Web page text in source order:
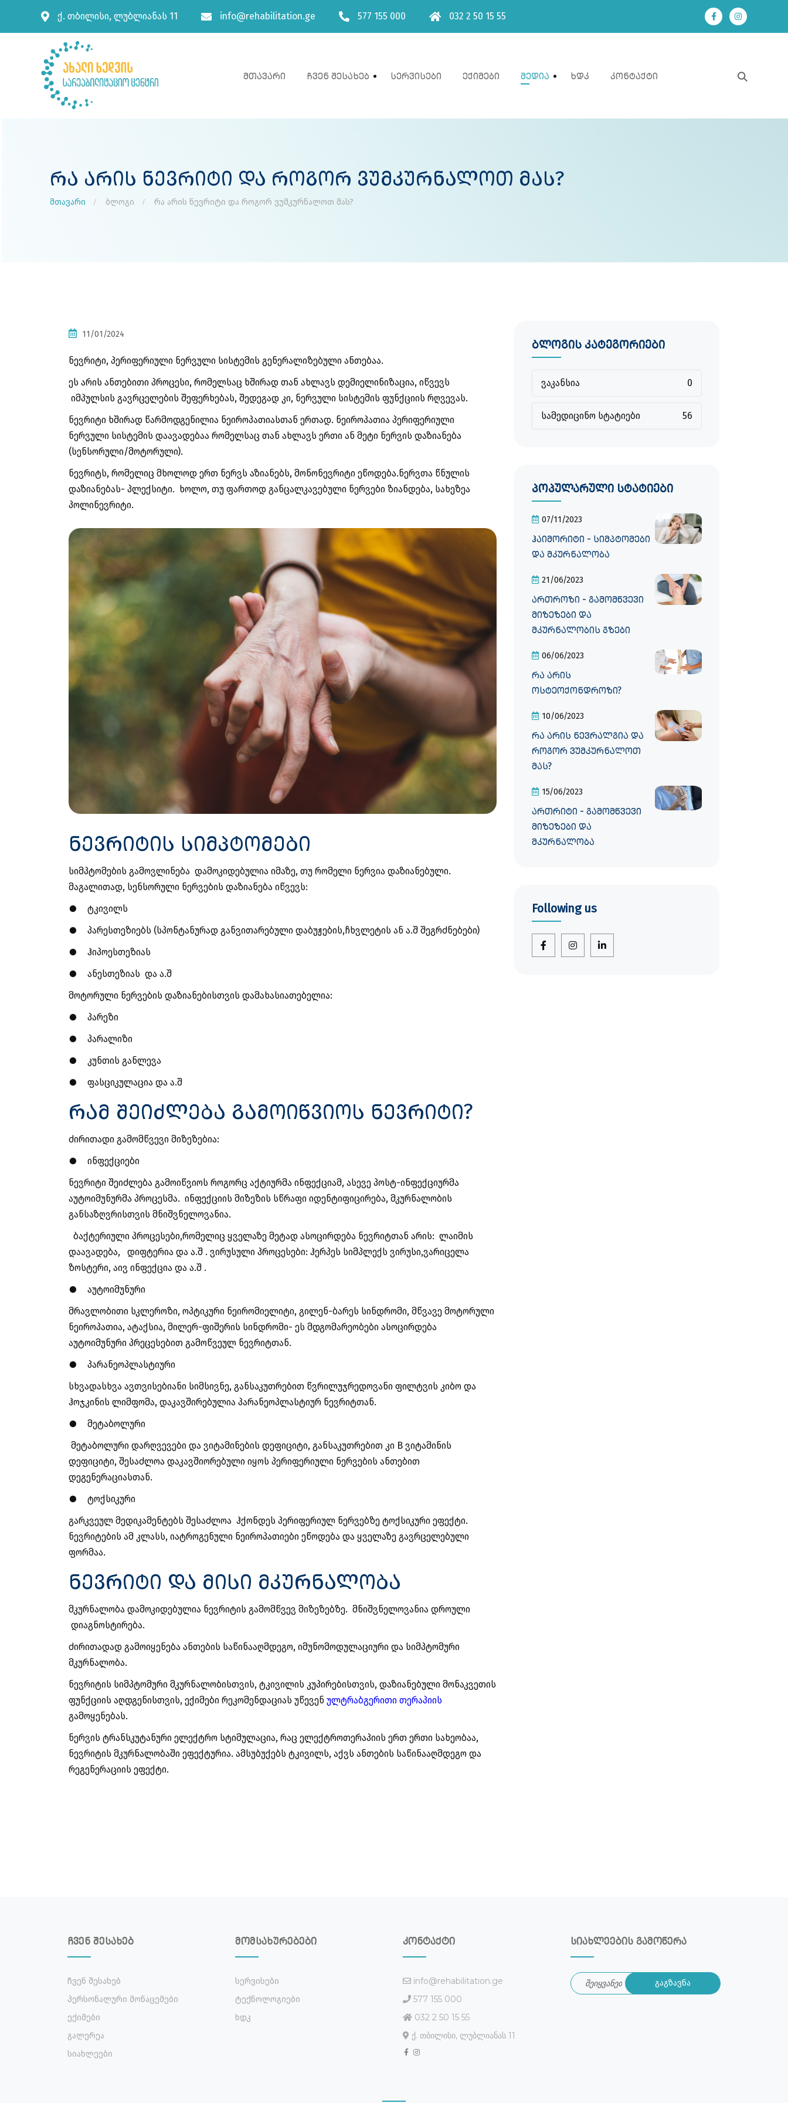
ქ. თბილისი, ლუბლიანას 11 info@rehabilitation.ge 577 155 000 032 2 50 15 55
Მთავარი Ჩვენ Შესახებ Სერვისები Ექიმები Მედია Ხდკ Კონტაქტი
Რა Არის Ნევრიტი Და Როგორ Ვუმკურნალოთ Მას?
მთავარი ბლოგი რა არის ნევრიტი და როგორ ვუმკურნალოთ მას?
11/01/2024
ნევრიტი, პერიფერიული ნერვული სისტემის გენერალიზებული ანთებაა.
ეს არის ანთებითი პროცესი, რომელსაც ხშირად თან ახლავს დემიელინიზაცია, იწვევს
იმპულსის გავრცელების შეფერხებას, შედეგად კი, ნერვული სისტემის ფუნქციის რღვევას.
ნევრიტი ხშირად წარმოდგენილია ნეიროპათიასთან ერთად. ნეიროპათია პერიფერიული
ნერვული სისტემის დაავადებაა რომელსაც თან ახლავს ერთი ან მეტი ნერვის დაზიანება
(სენსორული/მოტორული).
ნევრიტს, რომელიც მხოლოდ ერთ ნერვს აზიანებს, მონონევრიტი ეწოდება.ნერვთა წნულის
დაზიანებას- პლექსიტი. ხოლო, თუ ფართოდ განცალკავებული ნერვები ზიანდება, სახეზეა
პოლინევრიტი.
ნევრიტის სიმპტომები
სიმპტომების გამოვლინება დამოკიდებულია იმაზე, თუ რომელი ნერვია დაზიანებული.
მაგალითად, სენსორული ნერვების დაზიანება იწვევს:
●
ტკივილს
●
პარესთეზიებს (სპონტანურად განვითარებული დაბუჟების,ჩხვლეტის ან ა.შ შეგრძნებები)
●
ჰიპოესთეზიას
●
ანესთეზიას და ა.შ
მოტორული ნერვების დაზიანებისთვის დამახასიათებელია:
●
პარეზი
●
პარალიზი
●
კუნთის განლევა
●
ფასციკულაცია და ა.შ
რამ შეიძლება გამოიწვიოს ნევრიტი?
ძირითადი გამომწვევი მიზეზებია:
●
ინფექციები
ნევრიტი შეიძლება გამოიწვიოს როგორც აქტიურმა ინფექციამ, ასევე პოსტ-ინფექციურმა
აუტოიმუნურმა პროცესმა. ინფექციის მიზეზის სწრაფი იდენტიფიცირება, მკურნალობის
განსაზღვრისთვის მნიშვნელოვანია.
ბაქტერიული პროცესები,რომელიც ყველაზე მეტად ასოცირდება ნევრიტთან არის: ლაიმის
დაავადება, დიფტერია და ა.შ . ვირუსული პროცესები: ჰერპეს სიმპლექს ვირუსი,ვარიცელა
ზოსტერი, აივ ინფექცია და ა.შ .
●
აუტოიმუნური
მრავლობითი სკლეროზი, ოპტიკური ნეირომიელიტი, გილენ-ბარეს სინდრომი, მწვავე მოტორული
ნეიროპათია, ატაქსია, მილერ-ფიშერის სინდრომი- ეს მდგომარეობები ასოცირდება
აუტოიმუნური პრეცესებით გამოწვეულ ნევრიტთან.
●
პარანეოპლასტიური
სხვადასხვა ავთვისებიანი სიმსივნე, განსაკუთრებით წვრილუჯრედოვანი ფილტვის კიბო და
ჰოჯკინის ლიმფომა, დაკავშირებულია პარანეოპლასტიურ ნევრიტთან.
●
მეტაბოლური
მეტაბოლური დარღვევები და ვიტამინების დეფიციტი, განსაკუთრებით კი B ვიტამინის
დეფიციტი, შესაძლოა დაკავშიორებული იყოს პერიფერიული ნერვების ანთებით
დეგენერაციასთან.
●
ტოქსიკური
გარკვეულ მედიკამენტებს შესაძლოა ჰქონდეს პერიფერიულ ნერვებზე ტოქსიკური ეფექტი.
ნევრიტების ამ კლასს, იატროგენული ნეიროპათიები ეწოდება და ყველაზე გავრცელებული
ფორმაა.
ნევრიტი და მისი მკურნალობა
მკურნალობა დამოკიდებულია ნევრიტის გამომწვევ მიზეზებზე. მნიშვნელოვანია დროული
დიაგნოსტირება.
ძირითადად გამოიყენება ანთების საწინააღმდეგო, იმუნომოდულაციური და სიმპტომური
მკურნალობა.
ნევრიტის სიმპტომური მკურნალობისთვის, ტკივილის კუპირებისთვის, დაზიანებული მონაკვეთის
ფუნქციის აღდგენისთვის, ექიმები რეკომენდაციას უწევენ ულტრაბგერითი თერაპიის
გამოყენებას.
ნერვის ტრანსკუტანური ელექტრო სტიმულაცია, რაც ელექტროთერაპიის ერთ ერთი სახეობაა,
ნევრიტის მკურნალობაში ეფექტურია. ამსუბუქებს ტკივილს, აქვს ანთების საწინააღმდეგო და
რეგენერაციის ეფექტი.
ბლოგის კატეგორიები
ვაკანსია 0
სამედიცინო სტატიები 56
პოპულარული სტატიები
07/11/2023
ჰაიმორიტი - სიმპტომები
და მკურნალობა
21/06/2023
ართროზი - გამომწვევი
მიზეზები და
მკურნალობის გზები
06/06/2023
რა არის
ოსტეოქონდროზი?
10/06/2023
რა არის ნევრალგია და
როგორ ვუმკურნალოთ
მას?
15/06/2023
ართრიტი - გამომწვევი
მიზეზები და
მკურნალობა
Following us
ჩვენ შესახებ
Ჩვენ Შესახებ
Პერსონალური Მონაცემები
Ექიმები
Გალერეა
Სიახლეები
მომსახურებები
Სერვისები
Ტექნოლოგიები
Ხდკ
კონტაქტი
info@rehabilitation.ge
577 155 000
032 2 50 15 55
ქ. თბილისი, ლუბლიანას 11
სიახლეების გამოწერა